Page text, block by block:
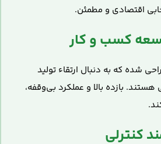
اقتصادی و مطمئن.
کسب و کار
شده که به دنبال ارتقاء تولید
بازده بالا و عملکرد بی‌وقفه،
کنترلی